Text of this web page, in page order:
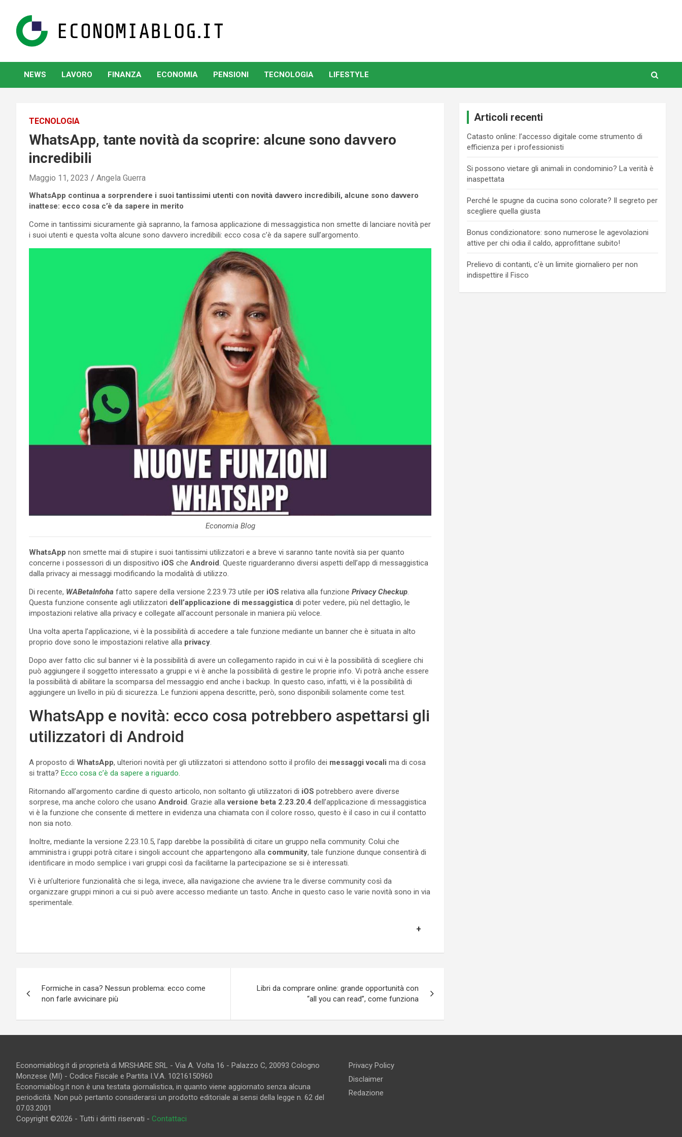
content
www.economiablog.it
NEWS LAVORO FINANZA ECONOMIA PENSIONI TECNOLOGIA LIFESTYLE
TECNOLOGIA
WhatsApp, tante novità da scoprire: alcune sono davvero
incredibili
Maggio 11, 2023 Angela Guerra
WhatsApp continua a sorprendere i suoi tantissimi utenti con novità davvero incredibili, alcune sono davvero
inattese: ecco cosa c’è da sapere in merito
Come in tantissimi sicuramente già sapranno, la famosa applicazione di messaggistica non smette di lanciare novità per
i suoi utenti e questa volta alcune sono davvero incredibili: ecco cosa c’è da sapere sull’argomento.
Economia Blog
WhatsApp non smette mai di stupire i suoi tantissimi utilizzatori e a breve vi saranno tante novità sia per quanto
concerne i possessori di un dispositivo iOS che Android. Queste riguarderanno diversi aspetti dell’app di messaggistica
dalla privacy ai messaggi modificando la modalità di utilizzo.
Di recente, WABetaInfoha fatto sapere della versione 2.23.9.73 utile per iOS relativa alla funzione Privacy Checkup.
Questa funzione consente agli utilizzatori dell’applicazione di messaggistica di poter vedere, più nel dettaglio, le
impostazioni relative alla privacy e collegate all’account personale in maniera più veloce.
Una volta aperta l’applicazione, vi è la possibilità di accedere a tale funzione mediante un banner che è situata in alto
proprio dove sono le impostazioni relative alla privacy.
Dopo aver fatto clic sul banner vi è la possibilità di avere un collegamento rapido in cui vi è la possibilità di scegliere chi
può aggiungere il soggetto interessato a gruppi e vi è anche la possibilità di gestire le proprie info. Vi potrà anche essere
la possibilità di abilitare la scomparsa del messaggio end anche i backup. In questo caso, infatti, vi è la possibilità di
aggiungere un livello in più di sicurezza. Le funzioni appena descritte, però, sono disponibili solamente come test.
WhatsApp e novità: ecco cosa potrebbero aspettarsi gli
utilizzatori di Android
A proposto di WhatsApp, ulteriori novità per gli utilizzatori si attendono sotto il profilo dei messaggi vocali ma di cosa
si tratta? Ecco cosa c’è da sapere a riguardo.
Ritornando all’argomento cardine di questo articolo, non soltanto gli utilizzatori di iOS potrebbero avere diverse
sorprese, ma anche coloro che usano Android. Grazie allaversione beta 2.23.20.4 dell’applicazione di messaggistica
vi è la funzione che consente di mettere in evidenza una chiamata con il colore rosso, questo è il caso in cui il contatto
non sia noto.
Inoltre, mediante la versione 2.23.10.5, l’app darebbe la possibilità di citare un gruppo nella community. Colui che
amministra i gruppi potrà citare i singoli account che appartengono alla community, tale funzione dunque consentirà di
identificare in modo semplice i vari gruppi così da facilitarne la partecipazione se si è interessati.
Vi è un’ulteriore funzionalità che si lega, invece, alla navigazione che avviene tra le diverse community così da
organizzare gruppi minori a cui si può avere accesso mediante un tasto. Anche in questo caso le varie novità sono in via
sperimentale.
articoli
Formiche in casa? Nessun problema: ecco come
non farle avvicinare più
Libri da comprare online: grande opportunità con
“all you can read”, come funziona
Articoli recenti
Catasto online: l’accesso digitale come strumento di
efficienza per i professionisti
Si possono vietare gli animali in condominio? La verità è
inaspettata
Perché le spugne da cucina sono colorate? Il segreto per
scegliere quella giusta
Bonus condizionatore: sono numerose le agevolazioni
attive per chi odia il caldo, approfittane subito!
Prelievo di contanti, c’è un limite giornaliero per non
indispettire il Fisco
Economiablog.it di proprietà di MRSHARE SRL - Via A. Volta 16 - Palazzo C, 20093 Cologno
Monzese (MI) - Codice Fiscale e Partita I.V.A. 10216150960
Economiablog.it non è una testata giornalistica, in quanto viene aggiornato senza alcuna
periodicità. Non può pertanto considerarsi un prodotto editoriale ai sensi della legge n. 62 del
07.03.2001
Copyright ©2026 - Tutti i diritti riservati - Contattaci
Privacy Policy
Disclaimer
Redazione